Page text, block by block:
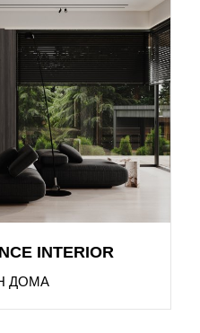
INTERIOR
ДОМА